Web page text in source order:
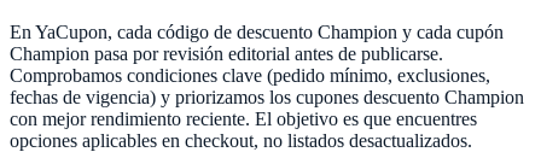
En YaCupon, cada código de descuento Champion y cada cupón
Champion pasa por revisión editorial antes de publicarse.
Comprobamos condiciones clave (pedido mínimo, exclusiones,
fechas de vigencia) y priorizamos los cupones descuento Champion
con mejor rendimiento reciente. El objetivo es que encuentres
opciones aplicables en checkout, no listados desactualizados.